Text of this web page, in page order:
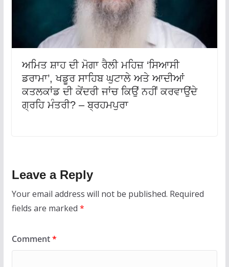
ਅਮਿਤ ਸ਼ਾਹ ਦੀ ਮੋਗਾ ਰੈਲੀ ਮਹਿਜ਼ ‘ਸਿਆਸੀ
ਡਰਾਮਾ’, ਖਡੂਰ ਸਾਹਿਬ ਘੁਟਾਲੇ ਅਤੇ ਆਦੀਆਂ
ਕਤਲਕਾਂਡ ਦੀ ਕੇਂਦਰੀ ਜਾਂਚ ਕਿਉਂ ਨਹੀਂ ਕਰਵਾਉਂਦੇ
ਗ੍ਰਹਿ ਮੰਤਰੀ? – ਬ੍ਰਹਮਪੁਰਾ
Leave a Reply
Your email address will not be published. Required
fields are marked *
Comment*